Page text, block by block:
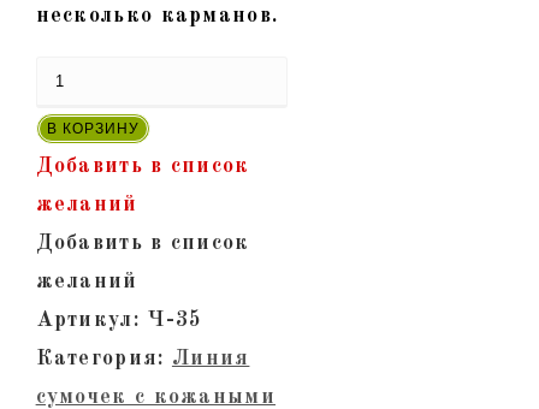
несколько карманов.
Количество
товара
"Русалка-35"
В КОРЗИНУ
Добавить в список
желаний
Добавить в список
желаний
Артикул: Ч-35
Категория: Линия
сумочек с кожаными